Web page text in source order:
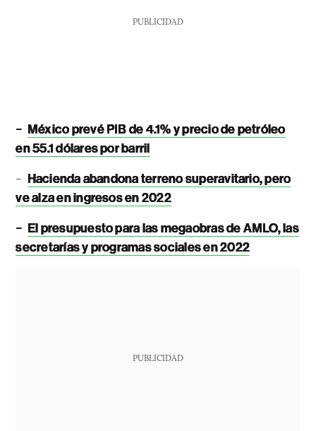
PUBLICIDAD
- México prevé PIB de 4.1% y precio de petróleo
en 55.1 dólares por barril
- Hacienda abandona terreno superavitario, pero
ve alza en ingresos en 2022
- El presupuesto para las megaobras de AMLO, las
secretarías y programas sociales en 2022
PUBLICIDAD